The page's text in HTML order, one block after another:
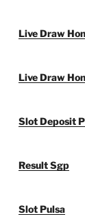
Live Draw
Live Draw
Slot Deposit
Result Sgp
Slot Pulsa